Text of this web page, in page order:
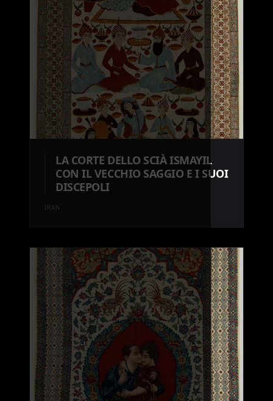
LA CORTE DELLO SCIÀ ISMAYIL
CON IL VECCHIO SAGGIO E I SUOI
DISCEPOLI
IRAN